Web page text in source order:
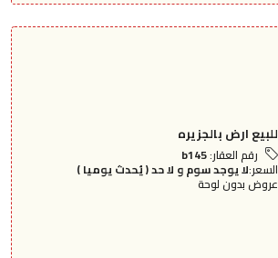
للبيع ارض بالجزيره
رقم العقار:b145
السعر:لا يوجد سوم و لا حد ( يُحدث يوميا )
عروض بدون لوحة